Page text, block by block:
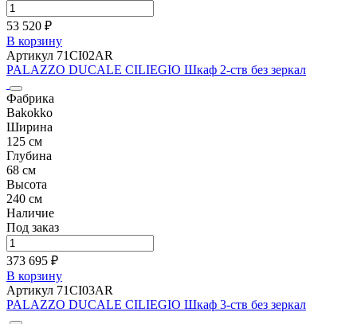
53 520 ₽
В корзину
Артикул 71CI02AR
PALAZZO DUCALE CILIEGIO Шкаф 2-ств без зеркал
Фабрика
Bakokko
Ширина
125 см
Глубина
68 см
Высота
240 см
Наличие
Под заказ
373 695 ₽
В корзину
Артикул 71CI03AR
PALAZZO DUCALE CILIEGIO Шкаф 3-ств без зеркал